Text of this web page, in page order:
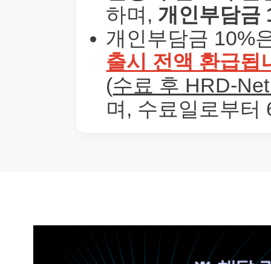
하며, 개인부담금
개인부담금 10%
출시 전액 환급됩
(수료 후 HRD-
며, 수료일로부